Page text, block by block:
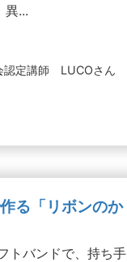
異...
認定講師 LUCOさん
る「リボンのか
バンドで、持ち手